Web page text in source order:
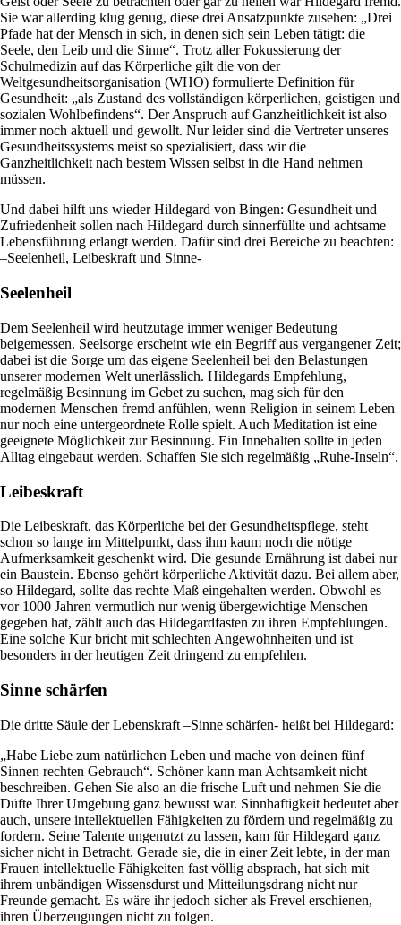
Sie war allerding klug genug, diese drei Ansatzpunkte zusehen: „Drei
Pfade hat der Mensch in sich, in denen sich sein Leben tätigt: die
Seele, den Leib und die Sinne“. Trotz aller Fokussierung der
Schulmedizin auf das Körperliche gilt die von der
Weltgesundheitsorganisation (WHO) formulierte Definition für
Gesundheit: „als Zustand des vollständigen körperlichen, geistigen und
sozialen Wohlbefindens“. Der Anspruch auf Ganzheitlichkeit ist also
immer noch aktuell und gewollt. Nur leider sind die Vertreter unseres
Gesundheitssystems meist so spezialisiert, dass wir die
Ganzheitlichkeit nach bestem Wissen selbst in die Hand nehmen
müssen.
Und dabei hilft uns wieder Hildegard von Bingen: Gesundheit und
Zufriedenheit sollen nach Hildegard durch sinnerfüllte und achtsame
Lebensführung erlangt werden. Dafür sind drei Bereiche zu beachten:
–Seelenheil, Leibeskraft und Sinne-
Seelenheil
Dem Seelenheil wird heutzutage immer weniger Bedeutung
beigemessen. Seelsorge erscheint wie ein Begriff aus vergangener Zeit;
dabei ist die Sorge um das eigene Seelenheil bei den Belastungen
unserer modernen Welt unerlässlich. Hildegards Empfehlung,
regelmäßig Besinnung im Gebet zu suchen, mag sich für den
modernen Menschen fremd anfühlen, wenn Religion in seinem Leben
nur noch eine untergeordnete Rolle spielt. Auch Meditation ist eine
geeignete Möglichkeit zur Besinnung. Ein Innehalten sollte in jeden
Alltag eingebaut werden. Schaffen Sie sich regelmäßig „Ruhe-Inseln“.
Leibeskraft
Die Leibeskraft, das Körperliche bei der Gesundheitspflege, steht
schon so lange im Mittelpunkt, dass ihm kaum noch die nötige
Aufmerksamkeit geschenkt wird. Die gesunde Ernährung ist dabei nur
ein Baustein. Ebenso gehört körperliche Aktivität dazu. Bei allem aber,
so Hildegard, sollte das rechte Maß eingehalten werden. Obwohl es
vor 1000 Jahren vermutlich nur wenig übergewichtige Menschen
gegeben hat, zählt auch das Hildegardfasten zu ihren Empfehlungen.
Eine solche Kur bricht mit schlechten Angewohnheiten und ist
besonders in der heutigen Zeit dringend zu empfehlen.
Sinne schärfen
Die dritte Säule der Lebenskraft –Sinne schärfen- heißt bei Hildegard:
„Habe Liebe zum natürlichen Leben und mache von deinen fünf
Sinnen rechten Gebrauch“. Schöner kann man Achtsamkeit nicht
beschreiben. Gehen Sie also an die frische Luft und nehmen Sie die
Düfte Ihrer Umgebung ganz bewusst war. Sinnhaftigkeit bedeutet aber
auch, unsere intellektuellen Fähigkeiten zu fördern und regelmäßig zu
fordern. Seine Talente ungenutzt zu lassen, kam für Hildegard ganz
sicher nicht in Betracht. Gerade sie, die in einer Zeit lebte, in der man
Frauen intellektuelle Fähigkeiten fast völlig absprach, hat sich mit
ihrem unbändigen Wissensdurst und Mitteilungsdrang nicht nur
Freunde gemacht. Es wäre ihr jedoch sicher als Frevel erschienen,
ihren Überzeugungen nicht zu folgen.